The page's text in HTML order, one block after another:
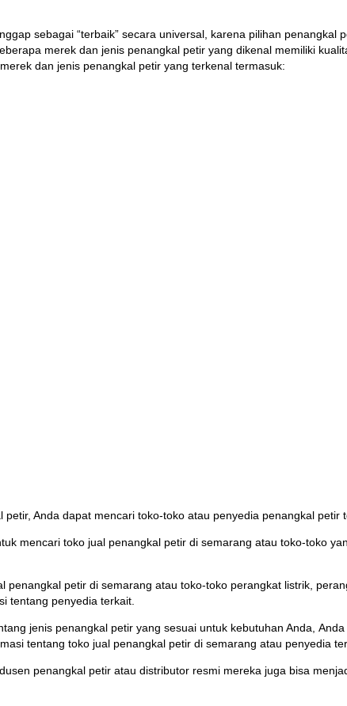
sebagai “terbaik” secara universal, karena pilihan
merek dan jenis penangkal petir yang dikenal memiliki
dan jenis penangkal petir yang terkenal termasuk:
Anda dapat mencari toko-toko atau penyedia penangkal
mencari toko jual penangkal petir di semarang atau toko-toko
penangkal petir di semarang atau toko-toko perangkat listrik,
tentang penyedia terkait.
jenis penangkal petir yang sesuai untuk kebutuhan Anda,
tentang toko jual penangkal petir di semarang atau penyedia
penangkal petir atau distributor resmi mereka juga bisa